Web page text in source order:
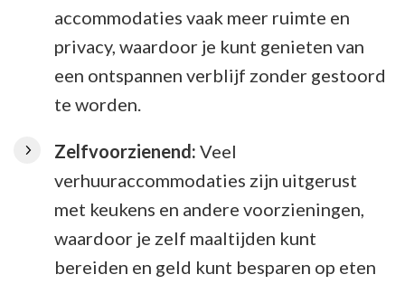
accommodaties vaak meer ruimte en
privacy, waardoor je kunt genieten van
een ontspannen verblijf zonder gestoord
te worden.
Zelfvoorzienend: Veel
verhuuraccommodaties zijn uitgerust
met keukens en andere voorzieningen,
waardoor je zelf maaltijden kunt
bereiden en geld kunt besparen op eten